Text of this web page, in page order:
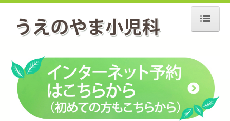
院長紹介
当院について
診療のご案内